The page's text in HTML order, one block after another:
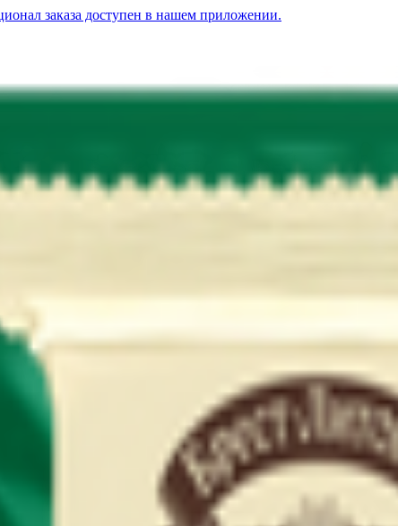
заказа доступен в нашем приложении.
Криль» классический
BYN Паста с антарктическим крилем «Антарктик Криль» сладкий чили
Цикорий «Столетов» классический
Криль» классический